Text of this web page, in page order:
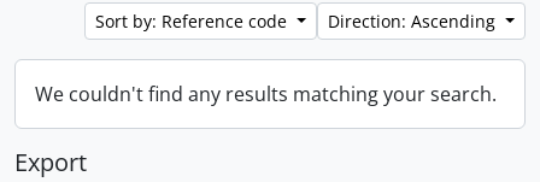
Sort by: Reference code Direction: Ascending
We couldn't find any results matching your search.
Export